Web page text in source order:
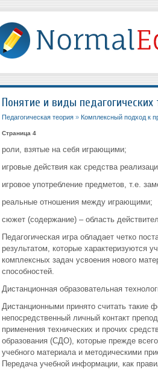
Понятие и виды педагогических
Педагогическая теория» Комплексный подход к
Страница 4
роли, взятые на себя играющими;
игровые действия как средства
игровое употребление предметов, т.е.
реальные отношения между играющими;
сюжет (содержание) – область
Педагогическая игра обладает четко
результатом, которые характеризуются
комплексных задач усвоения нового
способностей.
Дистанционная образовательная
Дистанционными принято считать такие
непосредственный личный контакт
применения технических и прочих
образования (СДО), которые прежде
учебного материала и методическими
Передача учебной информации, как